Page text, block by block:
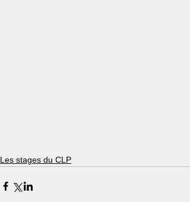
Les stages du CLP